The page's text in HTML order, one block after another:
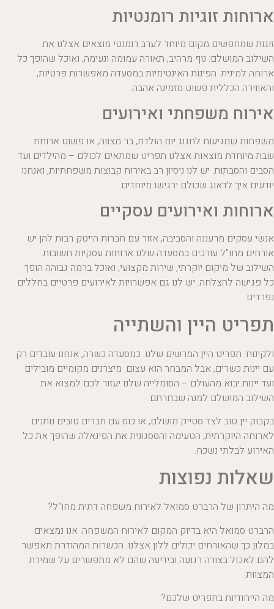
ארוחות זוגיות רומנטיות
זוגות שמחפשים מקום מיוחד לערב רומנטי מוצאים אצלנו את
השילוב המושלם: נוף מרהיב, תאורה עמומה ונעימה, ואוכל שהופך כל
ארוחה למינית. הפינות האינטימיות במסעדה מאפשרות פרטיות,
והאווירה הכללית פשוט מזמינה אהבה.
אירוח משפחתי ואירועים
משפחות שמגיעות לחגוג יום הולדת, בר מצווה, או פשוט ארוחת
שבת מיוחדת מוצאות אצלנו תפריט שמתאים לכולם – מהילדים ועד
הסבים והסבתות. יש לנו ניסיון רב באירוח קבוצות משפחתיות, ואנחנו
יודעים איך לדאוג שכולם ירגישו מיוחדים.
ארוחות ואירועים עסקיים
אנשי עסקים מרעננה והסביבה, אזור עם חברות הייטק רבות להן יש
אורחים מחו"ל עורכים במסעדה שלנו ארוחות עסקיות חשובות.
השילוב של מיקום יוקרתי, שירות מקצועי, ואוכל ברמה גבוהה הופך
כל פגישה להצלחה. יש לנו גם אפשרויות לאירועים פרטיים בחללים
נפרדים.
תפריט היין והשתייה
ולקינוח: תפריט היין המרשים שלנו. כמסעדה כשרה, אנחנו עובדים רק
עם יינות כשרים, אבל המבחר הוא עצום. מיצרנים מקומיים מובילים
ועד יינות יבוא מהעולם – הסומלייה שלנו יעזור לכם למצוא את
השילוב המושלם למנה שבחרתם.
בקבוק יין טוב לצד סטייק מושלם, או כוס עם חברים טובים נותנים
לארוחה היוקרתית, הטעימה והססגונית את הפינאלה שהופך את כל
האירוע לבלתי נשכח.
שאלות נפוצות
מה היתרון של הרברט סמואל לאירוח משפחה דתית מחו"ל?
הרברט סמואל היא בדיוק המקום לאירוח המשפחה. אנו נמצאים
במלון כך שהאורחים יכולים ללון אצלנו. הכשרות המהודרת תאפשר
להם לאכול בצורה רגועה ובידיעה שהם לא מתפשרים על שמירת
המצוות.
מה הייחודיות בתפריט שלכם?